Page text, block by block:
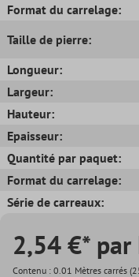
Format du carrelage:
Taille de pierre:
Longueur:
Largeur:
Hauteur:
Epaisseur:
Quantité par paquet:
Format du carrelage:
Série de carreaux:
2,54 €*
Contenu : 0.01 Mètres carrés